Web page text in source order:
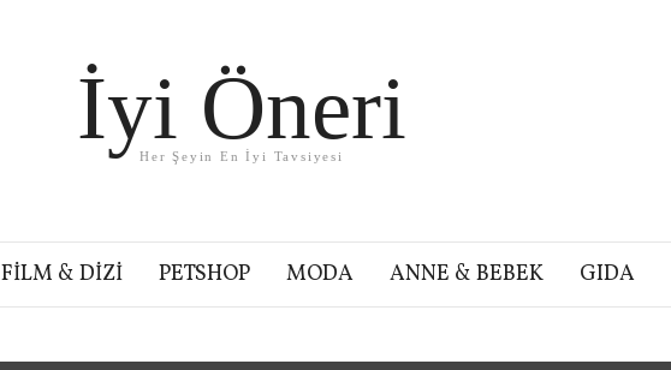
İyi Öneri
Her Şeyin En İyi Tavsiyesi
FILM & DIZI PETSHOP MODA ANNE & BEBEK GIDA